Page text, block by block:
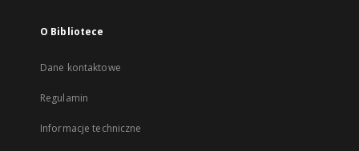
O Bibliotece
Dane kontaktowe
Regulamin
Informacje techniczne